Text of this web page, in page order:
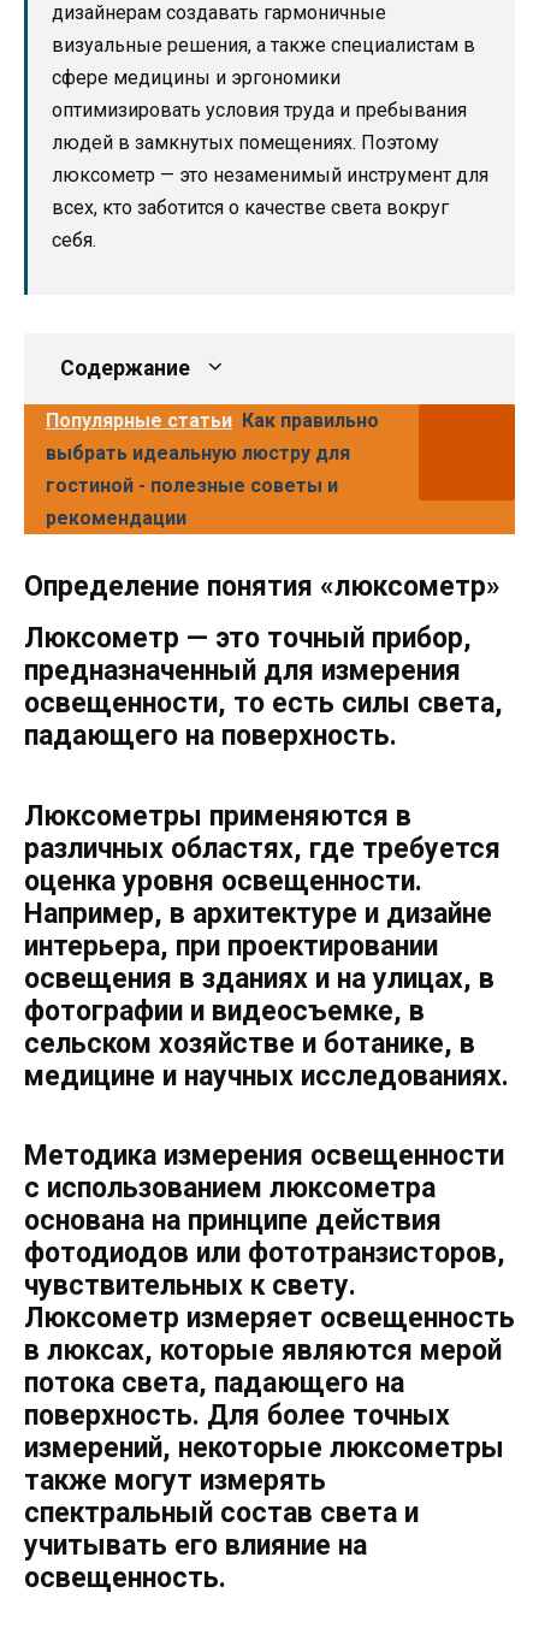
дизайнерам создавать гармоничные
визуальные решения, а также специалистам в
сфере медицины и эргономики
оптимизировать условия труда и пребывания
людей в замкнутых помещениях. Поэтому
люксометр — это незаменимый инструмент для
всех, кто заботится о качестве света вокруг
себя.
Содержание
Популярные статьи Как правильно
выбрать идеальную люстру для
гостиной - полезные советы и
рекомендации
Определение понятия «люксометр»
Люксометр — это точный прибор,
предназначенный для измерения
освещенности, то есть силы света,
падающего на поверхность.
Люксометры применяются в
различных областях, где требуется
оценка уровня освещенности.
Например, в архитектуре и дизайне
интерьера, при проектировании
освещения в зданиях и на улицах, в
фотографии и видеосъемке, в
сельском хозяйстве и ботанике, в
медицине и научных исследованиях.
Методика измерения освещенности
с использованием люксометра
основана на принципе действия
фотодиодов или фототранзисторов,
чувствительных к свету.
Люксометр измеряет освещенность
в люксах, которые являются мерой
потока света, падающего на
поверхность. Для более точных
измерений, некоторые люксометры
также могут измерять
спектральный состав света и
учитывать его влияние на
освещенность.